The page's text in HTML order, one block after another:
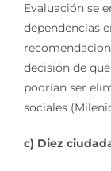
Evaluación se
dependencias
decisión de
podrían ser
sociales
c) Diez